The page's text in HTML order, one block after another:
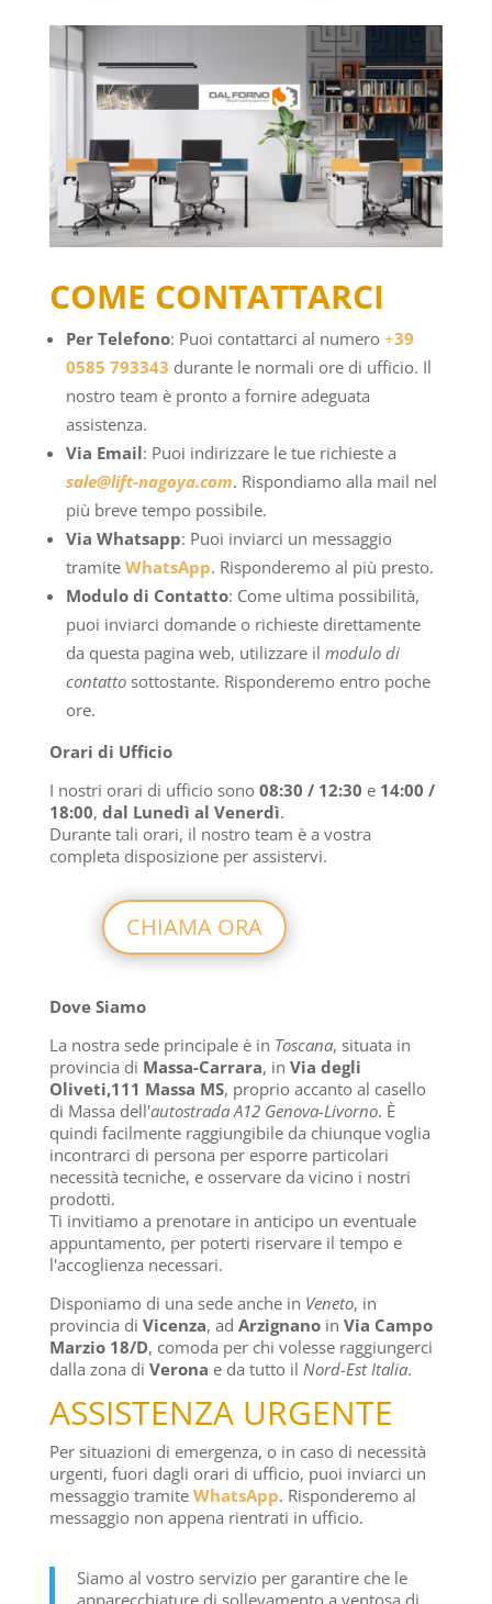
COME CONTATTARCI
PerTelefono: Puoi contattarci al numero +39
0585 793343 durante le normali ore di ufficio. Il
nostro team è pronto a fornire adeguata
assistenza.
Via Email: Puoi indirizzare le tue richieste a
sale@lift-nagoya.com. Rispondiamo alla mail nel
più breve tempo possibile.
Via Whatsapp: Puoi inviarci un messaggio
tramite WhatsApp. Risponderemo al più presto.
Modulo di Contatto: Come ultima possibilità,
puoi inviarci domande o richieste direttamente
da questa pagina web, utilizzare il modulo di
contattosottostante. Risponderemo entro poche
ore.
Orari di Ufficio
I nostri orari di ufficio sono 08:30 / 12:30 e 14:00 /
18:00, dal Lunedì al Venerdì.
Durante tali orari, il nostro team è a vostra
completa disposizione per assistervi.
CHIAMA ORA
Dove Siamo
La nostra sede principale è in Toscana, situata in
provincia di Massa-Carrara, in Via degli
Oliveti,111 Massa MS, proprio accanto al casello
di Massa dell'autostrada A12 Genova-Livorno. È
quindi facilmente raggiungibile da chiunque voglia
incontrarci di persona per esporre particolari
necessità tecniche, e osservare da vicino i nostri
prodotti.
Ti invitiamo a prenotare in anticipo un eventuale
appuntamento, per poterti riservare il tempo e
l'accoglienza necessari.
Disponiamo di una sede anche in Veneto, in
provincia di Vicenza, ad Arzignanoin Via Campo
Marzio 18/D, comoda per chi volesse raggiungerci
dalla zona di Verona e da tutto il Nord-Est Italia.
ASSISTENZA URGENTE
Per situazioni di emergenza, o in caso di necessità
urgenti, fuori dagli orari di ufficio, puoi inviarci un
messaggio tramite WhatsApp. Risponderemo al
messaggio non appena rientrati in ufficio.
Siamo al vostro servizio per garantire che le